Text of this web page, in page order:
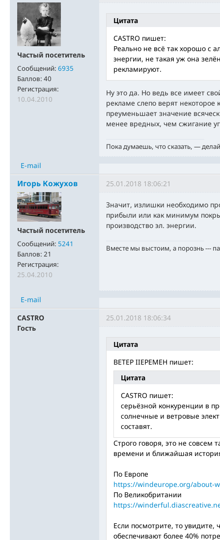
Частый посетитель
Сообщений: 6935
Баллов: 40
Регистрация:
10.04.2010
Цитата
CASTRO пишет:
Реально не всё так хорошо с
энергии, не такая уж она
рекламируют.
Ну это да. Но ведь все имеет
рекламе слепо верят
преуменьшает значение
менее вредных, чем сжигание
Пока думаешь, что сказать, —
E-mail
Игорь Кожухов
Частый посетитель
Сообщений: 5241
Баллов: 21
Регистрация:
25.04.2010
25.01.2018 18:06:21
Значит, излишки необходимо
прибыли или как минимум
производство эл. энергии.
Вместе мы выстоим, а порознь ---
E-mail
CASTRO
Гость
25.01.2018 18:06:34
Цитата
BETEP IIEPEMEH пишет:
Цитата
CASTRO пишет:
серьёзной конкуренции в
солнечные и ветровые
составят.
Строго говоря, это не совсем
времени и ближайшая
По Европе
https://windeurope.org/about-
По Великобритании
https://
Если посмотрите, то увидите,
обеспечивают более 40%